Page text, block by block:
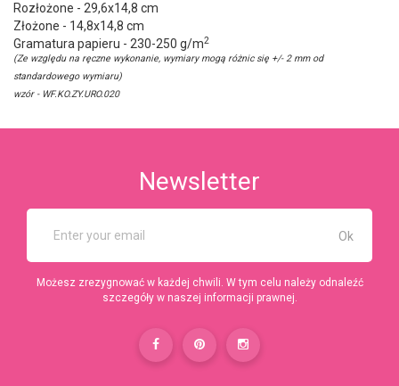
Rozłożone - 29,6x14,8 cm
Złożone - 14,8x14,8 cm
Gramatura papieru - 230-250 g/m2
(Ze względu na ręczne wykonanie, wymiary mogą różnic się +/- 2 mm od
standardowego wymiaru)
wzór - WF.KO.ZY.URO.020
Newsletter
Możesz zrezygnować w każdej chwili. W tym celu należy odnaleźć
szczegóły w naszej informacji prawnej.